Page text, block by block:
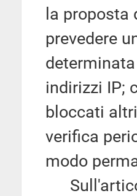
la proposta
prevedere
indirizzi IP;
bloccati
verifica
modo